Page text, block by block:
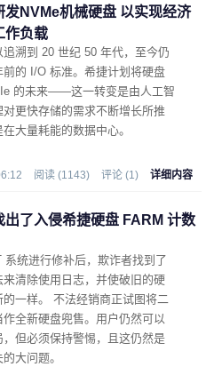
发NVMe机械硬盘 以实现经济
作负载
溯到 20 世纪 50 年代，至今仍
前的 I/O 标准。希捷计划将硬盘
的未来——这一转变是由人工智
对更快存储的需求不断增长所推
大量耗能的数据中心。
阅读 (1143) 评论 (1) 详细内容
出了入侵希捷硬盘 FARM 计数
系统进行修补后，欺诈者找到了
来清除使用日志，并使破旧的硬
的一样。 不法经销商正试图将二
全新硬盘兜售。用户仍然可以
，但必须保持警惕，且这仍然是
大问题。